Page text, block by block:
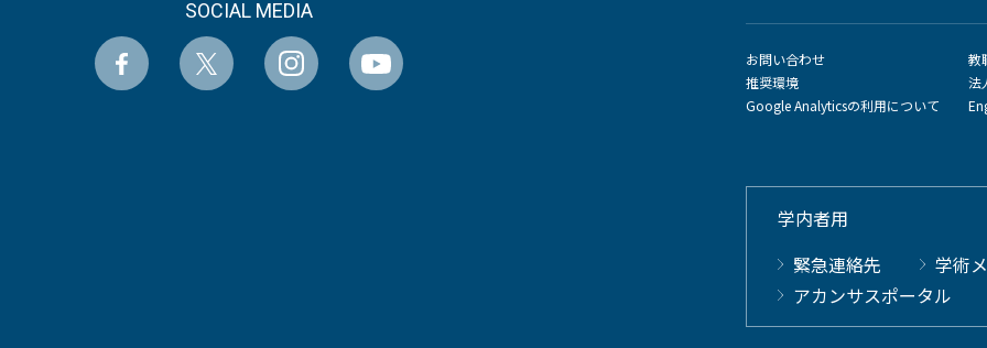
SOCIAL MEDIA
お問い合わせ
推奨環境
Google Analyticsの利用について
教
法
学内者用
緊急連絡先
学術
アカンサスポータル